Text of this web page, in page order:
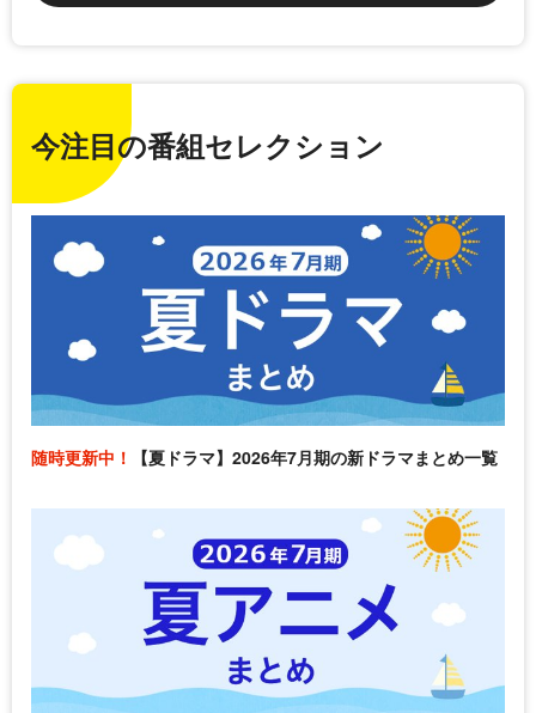
今注目の番組セレクション
随時更新中！ 【夏ドラマ】2026年7月期の新ドラマまとめ一覧